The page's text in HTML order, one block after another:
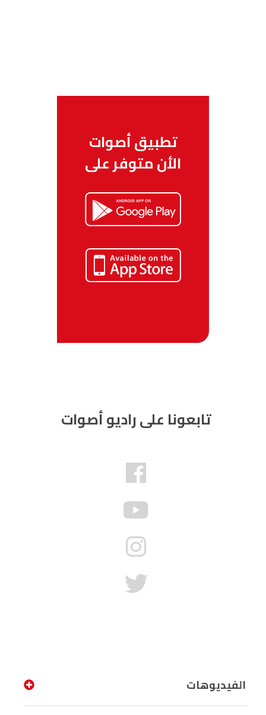
تطبيق أصوات
الأن متوفر على
تابعونا على راديو أصوات
الفيديوهات